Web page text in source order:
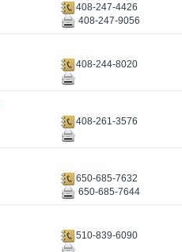
408-247-4426
408-247-9056
408-244-8020
408-261-3576
650-685-7632
650-685-7644
510-839-6090